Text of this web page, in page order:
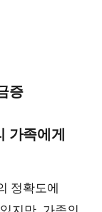
증
가족에게
정확도에